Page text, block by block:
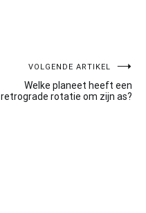
VOLGENDE ARTIKEL
Welke planeet heeft een
retrograde rotatie om zijn as?